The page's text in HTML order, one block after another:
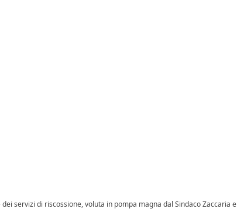
servizi di riscossione, voluta in pompa magna dal Sindaco Zaccaria e